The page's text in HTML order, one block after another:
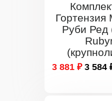
Гортензия
Руби Ред
3 881 ₽ 3 584